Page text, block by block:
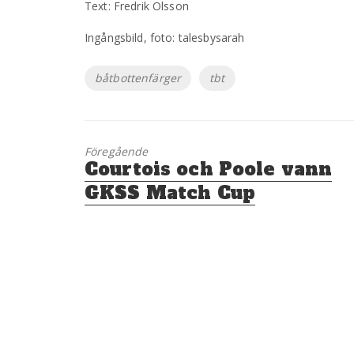
Text: Fredrik Olsson
Ingångsbild, foto: talesbysarah
Etiketter
båtbottenfärger tbt
Föregående
Föregående
inlägg:
Courtois och Poole vann
GKSS Match Cup